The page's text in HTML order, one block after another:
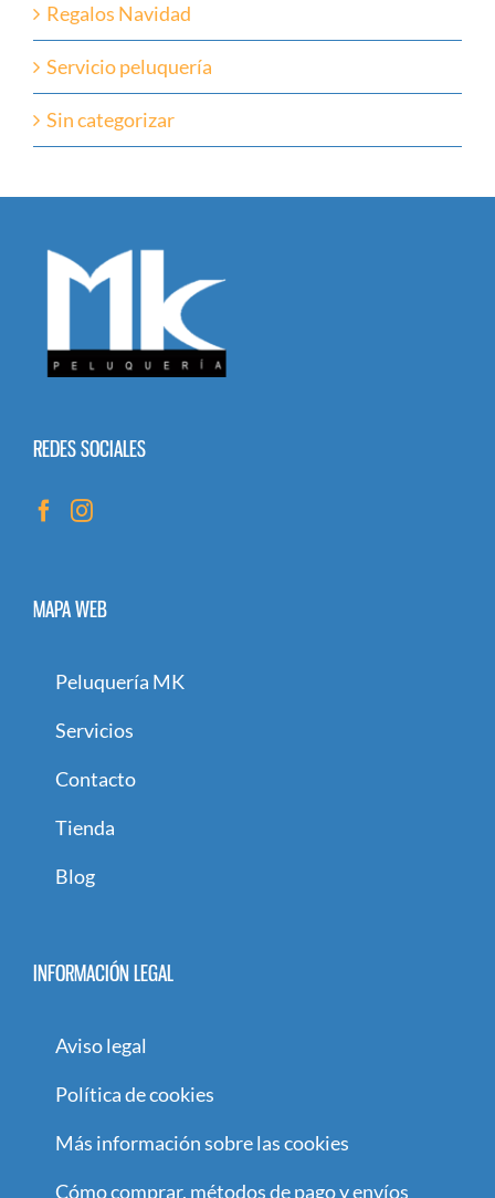
Regalos Navidad
Servicio peluquería
Sin categorizar
REDES SOCIALES
MAPA WEB
Peluquería MK
Servicios
Contacto
Tienda
Blog
INFORMACIÓN LEGAL
Aviso legal
Política de cookies
Más información sobre las cookies
Cómo comprar, métodos de pago y envíos